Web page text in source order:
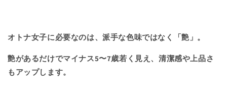
オトナ女子に必要なのは、派手な色味ではなく「艶」。
艶があるだけでマイナス5〜7歳若く見え、清潔感や上品さ
もアップします。